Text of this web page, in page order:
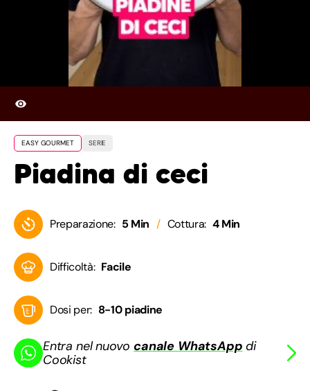
EASY GOURMET SERIE
Piadina di ceci
Preparazione: 5 Min Cottura: 4 Min
Difficoltà: Facile
Dosi per: 8-10 piadine
Entra nel nuovocanale WhatsApp di
Cookist